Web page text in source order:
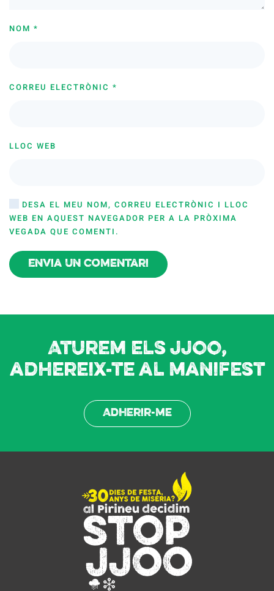
NOM *
CORREU ELECTRÒNIC *
LLOC WEB
DESA EL MEU NOM, CORREU ELECTRÒNIC I LLOC
WEB EN AQUEST NAVEGADOR PER A LA PRÒXIMA
VEGADA QUE COMENTI.
Envia un comentari
Aturem els JJOO,
adhereix-te al manifest
Adherir-me